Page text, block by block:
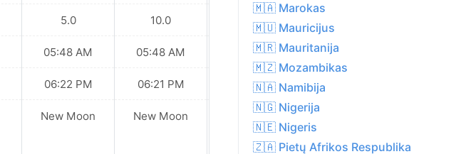
5.0
05:48 AM
06:22 PM
New Moon
10.0
05:48 AM
06:21 PM
New Moon
8.0
05:48 AM
06:21 PM
New Moon
🇲🇦 Marokas
🇲🇺 Mauricijus
🇲🇷 Mauritanija
🇲🇿 Mozambikas
🇳🇦 Namibija
🇳🇬 Nigerija
🇳🇪 Nigeris
🇿🇦 Pietų Afrikos Respublika